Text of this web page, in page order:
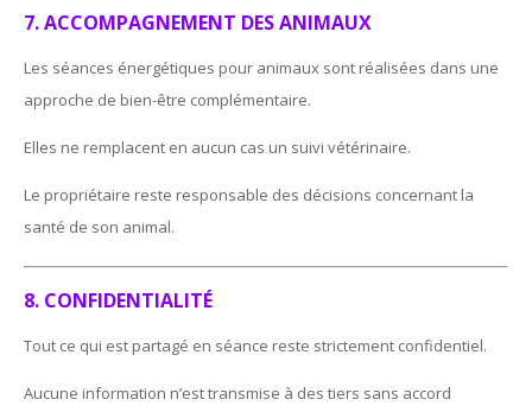
7. ACCOMPAGNEMENT DES ANIMAUX
Les séances énergétiques pour animaux sont réalisées dans une
approche de bien-être complémentaire.
Elles ne remplacent en aucun cas un suivi vétérinaire.
Le propriétaire reste responsable des décisions concernant la
santé de son animal.
8. CONFIDENTIALITÉ
Tout ce qui est partagé en séance reste strictement confidentiel.
Aucune information n’est transmise à des tiers sans accord